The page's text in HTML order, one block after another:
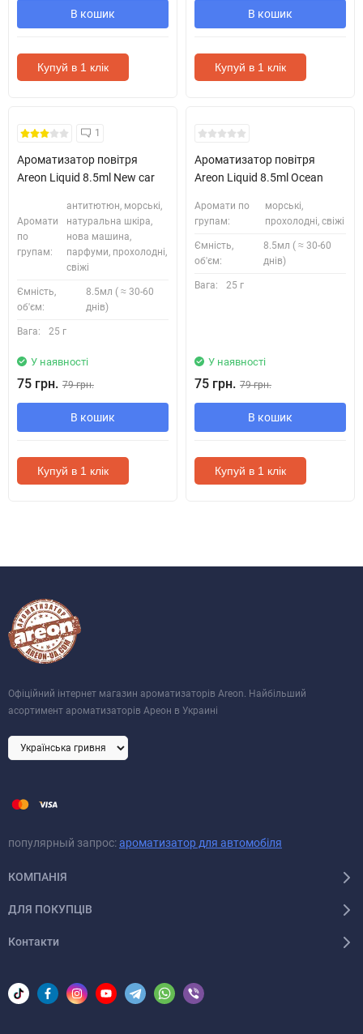
В кошик
Купуй в 1 клік
В кошик
Купуй в 1 клік
1
Ароматизатор повітря
Areon Liquid 8.5ml New car
Аромати
по
групам:
антитютюн, морські,
натуральна шкіра,
нова машина,
парфуми, прохолодні,
свіжі
Ємність,
об'єм:
8.5мл ( ≈ 30-60
днів)
Вага: 25 г
У наявності
75 грн. 79 грн.
В кошик
Купуй в 1 клік
Ароматизатор повітря
Areon Liquid 8.5ml Ocean
Аромати по
групам:
морські,
прохолодні, свіжі
Ємність,
об'єм:
8.5мл ( ≈ 30-60
днів)
Вага: 25 г
У наявності
75 грн. 79 грн.
В кошик
Купуй в 1 клік
Офіційний інтернет магазин ароматизаторів Areon. Найбільший
асортимент ароматизаторів Ареон в Украині
популярный запрос:ароматизатор для автомобіля
КОМПАНІЯ
ДЛЯ ПОКУПЦІВ
Контакти